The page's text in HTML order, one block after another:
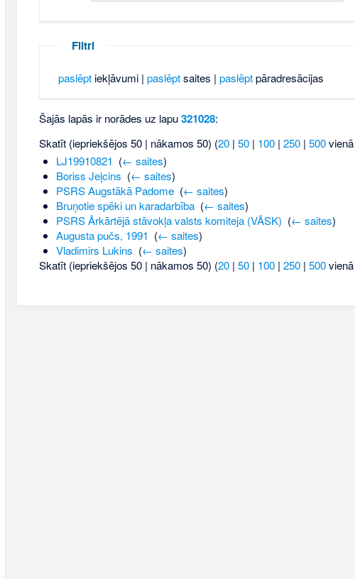
Filtri
paslēpt iekļāvumi |paslēptsaites |paslēptpāradresācijas
Šajās lapās ir norādes uz lapu321028:
Skatīt (iepriekšējos 50 | nākamos 50) (20| 50| 100| 250| 500vienā
LJ19910821 (← saites)
Boriss Jeļcins (← saites)
PSRS Augstākā Padome‎ (← saites)
Bruņotie spēki un karadarbība‎ (← saites)
PSRS Ārkārtējā stāvokļa valsts komiteja (VĀSK) (← saites)
Augusta pučs, 1991 (← saites)
Vladimirs Lukins (← saites)
Skatīt (iepriekšējos 50 | nākamos 50) (20| 50| 100| 250| 500vienā